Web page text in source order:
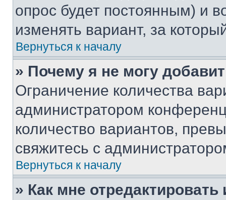
опрос будет постоянным) и
изменять вариант, за
Вернуться к началу
» Почему я не могу
Ограничение количества
администратором
количество вариантов,
свяжитесь с
Вернуться к началу
» Как мне